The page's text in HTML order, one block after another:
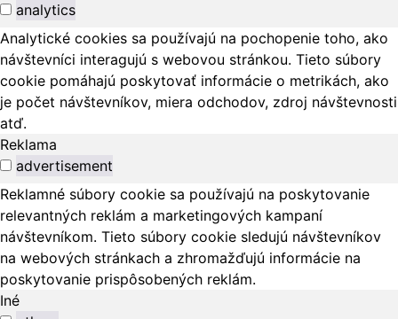
analytics
Analytické cookies sa používajú na pochopenie toho, ako
návštevníci interagujú s webovou stránkou. Tieto súbory
cookie pomáhajú poskytovať informácie o metrikách, ako
je počet návštevníkov, miera odchodov, zdroj návštevnosti
atď.
Reklama
advertisement
Reklamné súbory cookie sa používajú na poskytovanie
relevantných reklám a marketingových kampaní
návštevníkom. Tieto súbory cookie sledujú návštevníkov
na webových stránkach a zhromažďujú informácie na
poskytovanie prispôsobených reklám.
Iné